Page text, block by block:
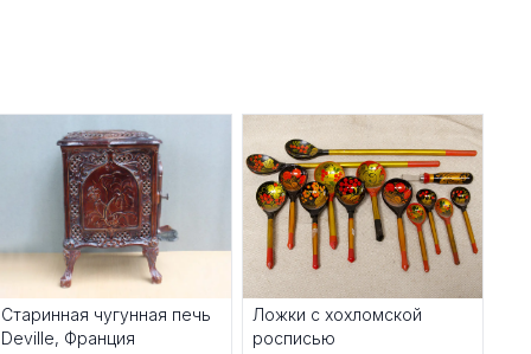
Старинная чугунная печь
Deville, Франция
Ложки с хохломской
росписью